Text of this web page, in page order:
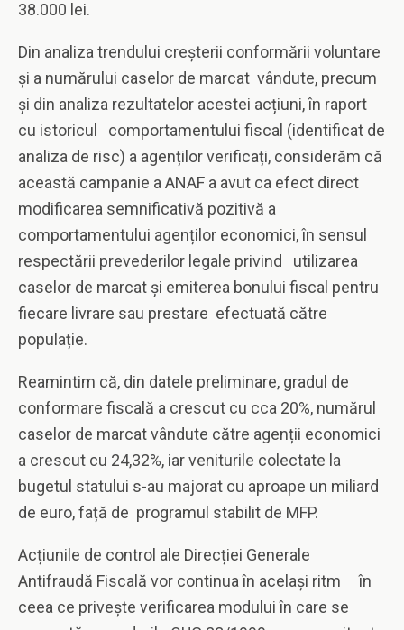
38.000 lei.
Din analiza trendului creșterii conformării voluntare
și a numărului caselor de marcat vândute, precum
și din analiza rezultatelor acestei acțiuni, în raport
cu istoricul comportamentului fiscal (identificat de
analiza de risc) a agenților verificați, considerăm că
această campanie a ANAF a avut ca efect direct
modificarea semnificativă pozitivă a
comportamentului agenților economici, în sensul
respectării prevederilor legale privind utilizarea
caselor de marcat și emiterea bonului fiscal pentru
fiecare livrare sau prestare efectuată către
populație.
Reamintim că, din datele preliminare, gradul de
conformare fiscală a crescut cu cca 20%, numărul
caselor de marcat vândute către agenții economici
a crescut cu 24,32%, iar veniturile colectate la
bugetul statului s-au majorat cu aproape un miliard
de euro, față de programul stabilit de MFP.
Acțiunile de control ale Direcției Generale
Antifraudă Fiscală vor continua în același ritm în
ceea ce privește verificarea modului în care se